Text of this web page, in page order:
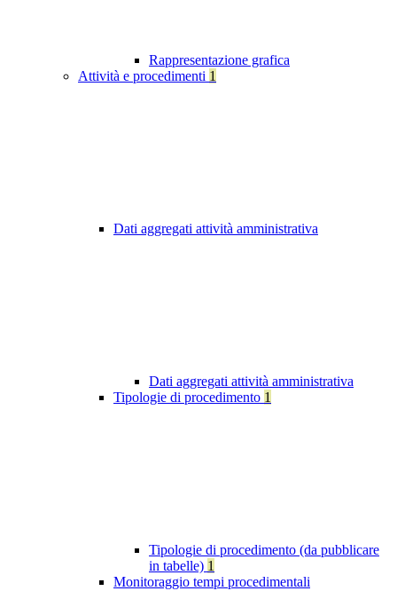
Rappresentazione grafica
Attività e procedimenti 1
Dati aggregati attività amministrativa
Dati aggregati attività amministrativa
Tipologie di procedimento 1
Tipologie di procedimento (da pubblicare
in tabelle) 1
Monitoraggio tempi procedimentali